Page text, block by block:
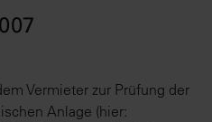
Vermieter zur Prüfung der
Anlage (hier: